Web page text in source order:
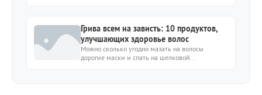
Грива всем на зависть: 10 продуктов,
улучшающих здоровье волос
Можно сколько угодно мазать на волосы
дорогие маски и спать на шелковой...